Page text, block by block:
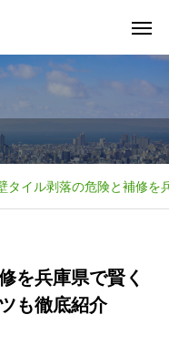
タイル剥落の危険と補修を
を兵庫県で賢く
も徹底紹介